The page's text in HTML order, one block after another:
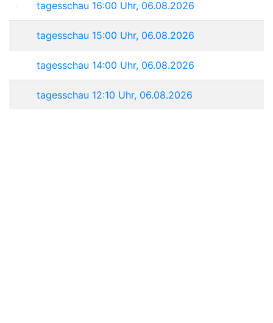
tagesschau 16:00 Uhr, 06.08.2026
tagesschau 15:00 Uhr, 06.08.2026
tagesschau 14:00 Uhr, 06.08.2026
tagesschau 12:10 Uhr, 06.08.2026